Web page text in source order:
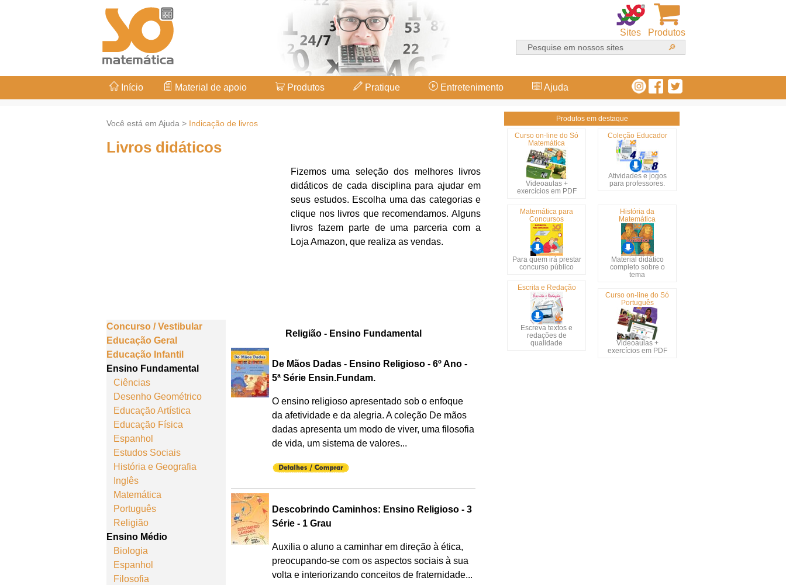
Produtos
Sites
Início Material de apoio Produtos Pratique Entretenimento Ajuda
Você está em Ajuda > Indicação de livros
Livros didáticos
Fizemos uma seleção dos melhores livros
didáticos de cada disciplina para ajudar em
seus estudos. Escolha uma das categorias e
clique nos livros que recomendamos. Alguns
livros fazem parte de uma parceria com a
Loja Amazon, que realiza as vendas.
Concurso / Vestibular
Educação Geral
Educação Infantil
Ensino Fundamental
Ciências
Desenho Geométrico
Educação Artística
Educação Física
Espanhol
Estudos Sociais
História e Geografia
Inglês
Matemática
Português
Religião
Ensino Médio
Biologia
Espanhol
Filosofia
Religião - Ensino Fundamental
De Mãos Dadas - Ensino Religioso - 6º Ano -
5ª Série Ensin.Fundam.
O ensino religioso apresentado sob o enfoque
da afetividade e da alegria. A coleção De mãos
dadas apresenta um modo de viver, uma filosofia
de vida, um sistema de valores...
Descobrindo Caminhos: Ensino Religioso - 3
Série - 1 Grau
Auxilia o aluno a caminhar em direção à ética,
preocupando-se com os aspectos sociais à sua
volta e interiorizando conceitos de fraternidade...
Produtos em destaque
Curso on-line do Só
Matemática
Videoaulas +
exercícios em PDF
Coleção Educador
Atividades e jogos
para professores.
Matemática para
Concursos
Para quem irá prestar
concurso público
História da
Matemática
Material didático
completo sobre o
tema
Escrita e Redação
Escreva textos e
redações de
qualidade
Curso on-line do Só
Português
Videoaulas +
exercícios em PDF